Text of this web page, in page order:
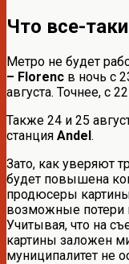
Что все-
Метро не будет
– Florenc в ночь с
августа. Точнее, с
Также 24 и 25
станция Andel.
Зато, как уверяют
будет повышена
продюсеры
возможные потери
Учитывая, что на
картины заложен
муниципалитет не